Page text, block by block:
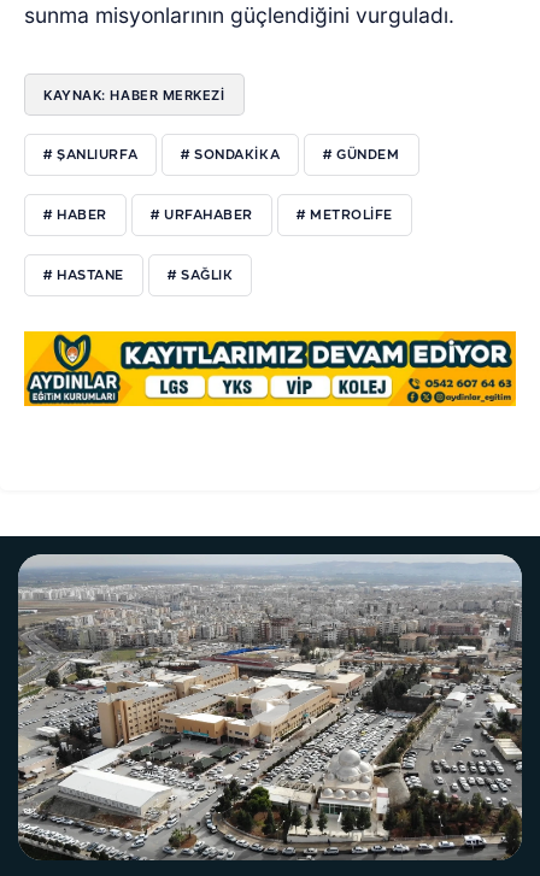
sunma misyonlarının güçlendiğini vurguladı.
KAYNAK: HABER MERKEZI
# ŞANLIURFA # SONDAKIKA # GÜNDEM
# HABER # URFAHABER # METROLIFE
# HASTANE # SAĞLIK